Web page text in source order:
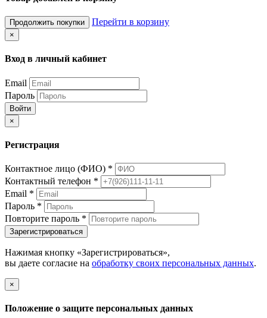
Продолжить покупки Перейти в корзину
×
Вход в личный кабинет
Email
Пароль
Войти
×
Регистрация
Контактное лицо (ФИО) *
Контактный телефон *
Email *
Пароль *
Повторите пароль *
Зарегистрироваться
Нажимая кнопку «Зарегистрироваться»,
вы даете согласие на обработку своих персональных данных.
×
Положение о защите персональных данных